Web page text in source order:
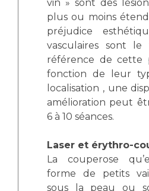
vin » sont des
plus ou moins
préjudice
vasculaires sont le
référence de cette
fonction de leur
localisation , une
amélioration peut
6 à 10 séances.
Laser et érythro-
La couperose
forme de petits
sous la peau ou